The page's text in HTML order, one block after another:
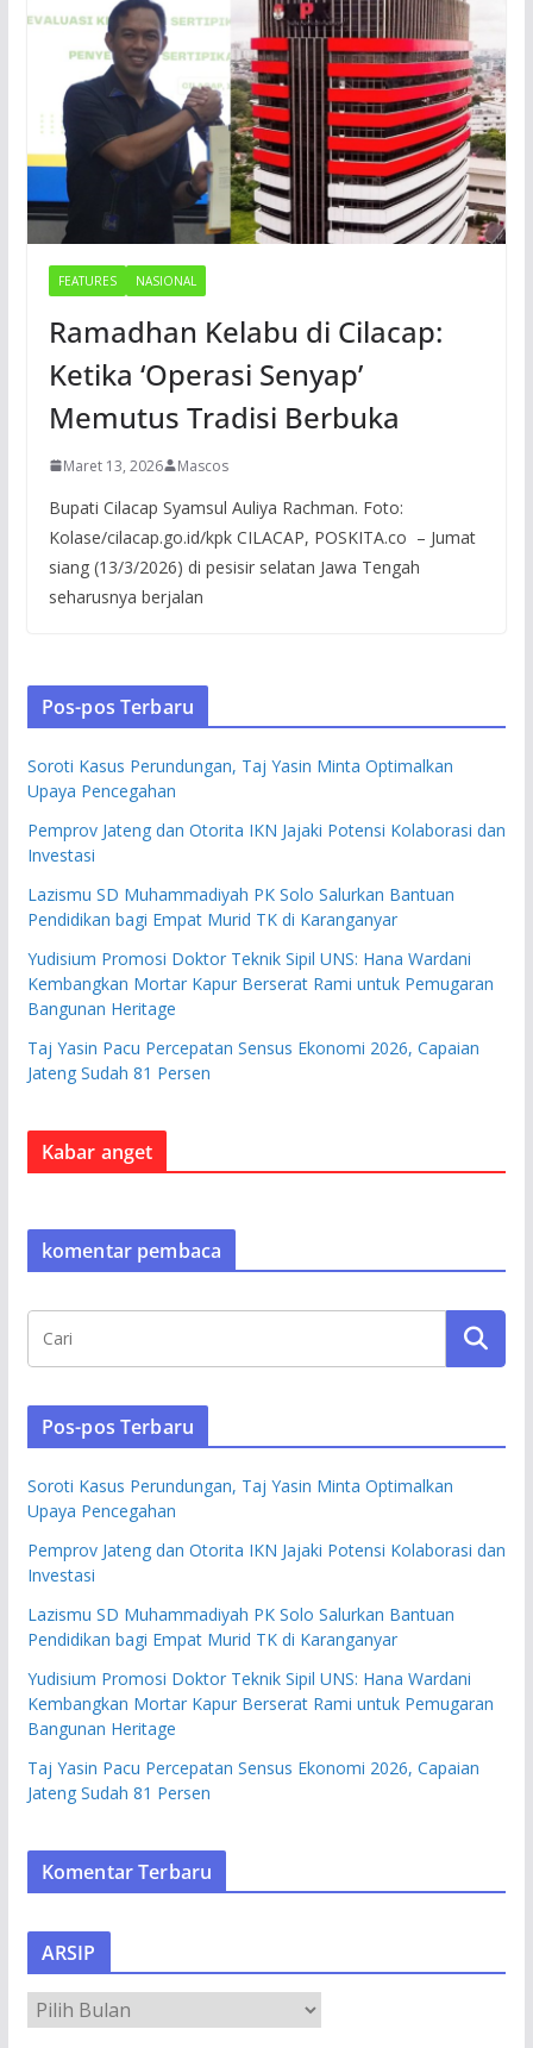
FEATURES NASIONAL
Ramadhan Kelabu di Cilacap:
Ketika ‘Operasi Senyap’
Memutus Tradisi Berbuka
Maret 13, 2026 Mascos
Bupati Cilacap Syamsul Auliya Rachman. Foto:
Kolase/cilacap.go.id/kpk CILACAP, POSKITA.co – Jumat
siang (13/3/2026) di pesisir selatan Jawa Tengah
seharusnya berjalan
Pos-pos Terbaru
Soroti Kasus Perundungan, Taj Yasin Minta Optimalkan
Upaya Pencegahan
Pemprov Jateng dan Otorita IKN Jajaki Potensi Kolaborasi dan
Investasi
Lazismu SD Muhammadiyah PK Solo Salurkan Bantuan
Pendidikan bagi Empat Murid TK di Karanganyar
Yudisium Promosi Doktor Teknik Sipil UNS: Hana Wardani
Kembangkan Mortar Kapur Berserat Rami untuk Pemugaran
Bangunan Heritage
Taj Yasin Pacu Percepatan Sensus Ekonomi 2026, Capaian
Jateng Sudah 81 Persen
Kabar anget
komentar pembaca
Pos-pos Terbaru
Soroti Kasus Perundungan, Taj Yasin Minta Optimalkan
Upaya Pencegahan
Pemprov Jateng dan Otorita IKN Jajaki Potensi Kolaborasi dan
Investasi
Lazismu SD Muhammadiyah PK Solo Salurkan Bantuan
Pendidikan bagi Empat Murid TK di Karanganyar
Yudisium Promosi Doktor Teknik Sipil UNS: Hana Wardani
Kembangkan Mortar Kapur Berserat Rami untuk Pemugaran
Bangunan Heritage
Taj Yasin Pacu Percepatan Sensus Ekonomi 2026, Capaian
Jateng Sudah 81 Persen
Komentar Terbaru
ARSIP
R